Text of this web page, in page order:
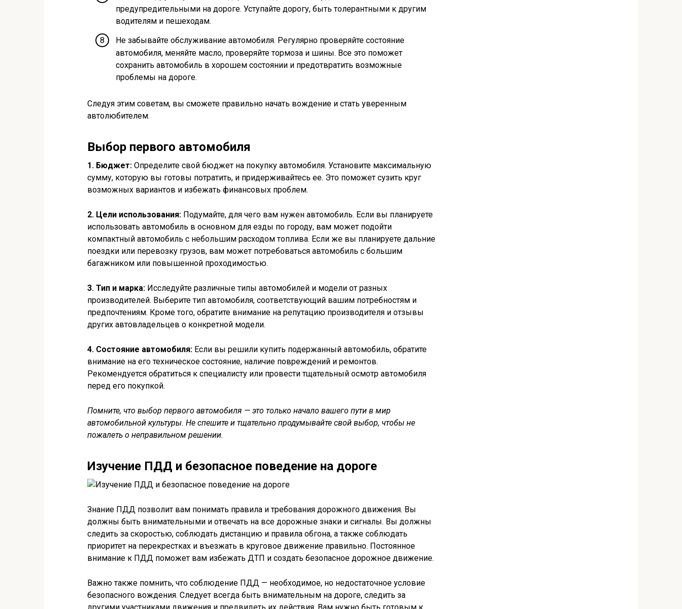
предупредительными на дороге. Уступайте дорогу, быть толерантными к другим
водителям и пешеходам.
Не забывайте обслуживание автомобиля. Регулярно проверяйте состояние
автомобиля, меняйте масло, проверяйте тормоза и шины. Все это поможет
сохранить автомобиль в хорошем состоянии и предотвратить возможные
проблемы на дороге.
Следуя этим советам, вы сможете правильно начать вождение и стать уверенным
автолюбителем.
Выбор первого автомобиля
1. Бюджет: Определите свой бюджет на покупку автомобиля. Установите максимальную
сумму, которую вы готовы потратить, и придерживайтесь ее. Это поможет сузить круг
возможных вариантов и избежать финансовых проблем.
2. Цели использования: Подумайте, для чего вам нужен автомобиль. Если вы планируете
использовать автомобиль в основном для езды по городу, вам может подойти
компактный автомобиль с небольшим расходом топлива. Если же вы планируете дальние
поездки или перевозку грузов, вам может потребоваться автомобиль с большим
багажником или повышенной проходимостью.
3. Тип и марка: Исследуйте различные типы автомобилей и модели от разных
производителей. Выберите тип автомобиля, соответствующий вашим потребностям и
предпочтениям. Кроме того, обратите внимание на репутацию производителя и отзывы
других автовладельцев о конкретной модели.
4. Состояние автомобиля: Если вы решили купить подержанный автомобиль, обратите
внимание на его техническое состояние, наличие повреждений и ремонтов.
Рекомендуется обратиться к специалисту или провести тщательный осмотр автомобиля
перед его покупкой.
Помните, что выбор первого автомобиля — это только начало вашего пути в мир
автомобильной культуры. Не спешите и тщательно продумывайте свой выбор, чтобы не
пожалеть о неправильном решении.
Изучение ПДД и безопасное поведение на дороге
Знание ПДД позволит вам понимать правила и требования дорожного движения. Вы
должны быть внимательными и отвечать на все дорожные знаки и сигналы. Вы должны
следить за скоростью, соблюдать дистанцию и правила обгона, а также соблюдать
приоритет на перекрестках и въезжать в круговое движение правильно. Постоянное
внимание к ПДД поможет вам избежать ДТП и создать безопасное дорожное движение.
Важно также помнить, что соблюдение ПДД — необходимое, но недостаточное условие
безопасного вождения. Следует всегда быть внимательным на дороге, следить за